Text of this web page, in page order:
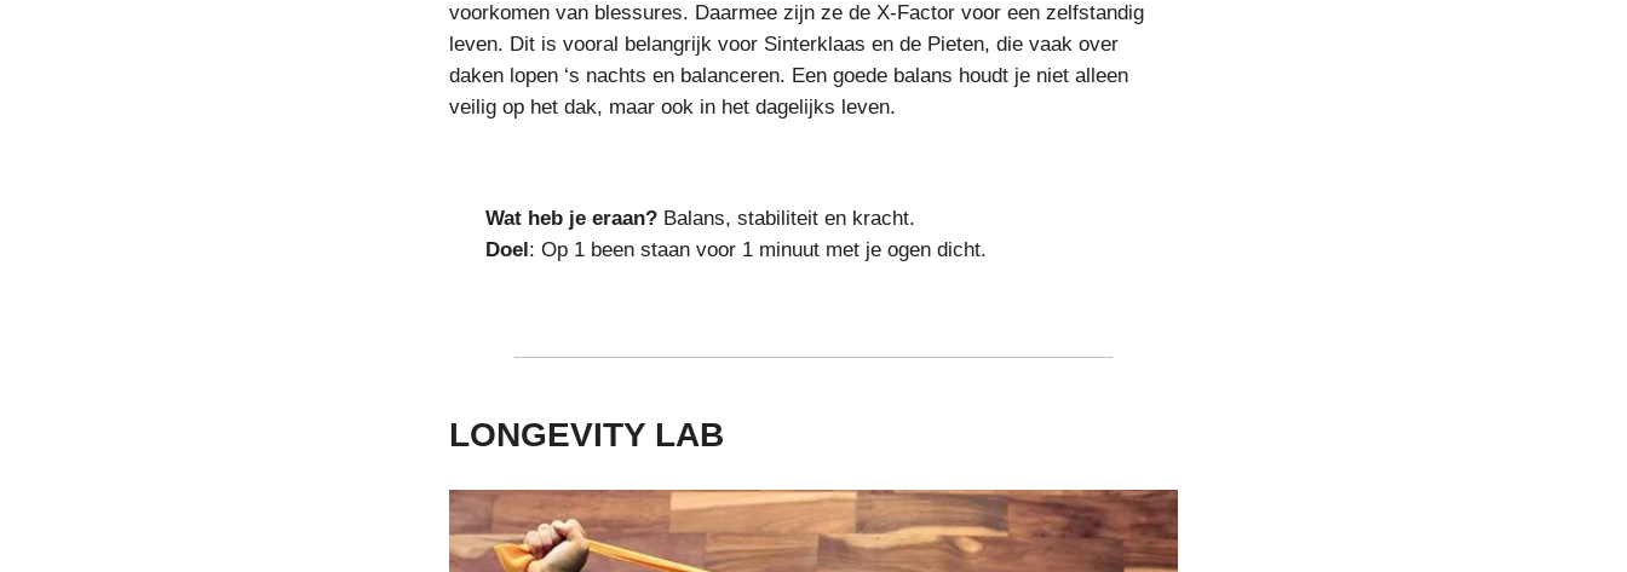
voorkomen van blessures. Daarmee zijn ze de X-Factor voor een zelfstandig
leven. Dit is vooral belangrijk voor Sinterklaas en de Pieten, die vaak over
daken lopen ‘s nachts en balanceren. Een goede balans houdt je niet alleen
veilig op het dak, maar ook in het dagelijks leven.
Wat heb je eraan? Balans, stabiliteit en kracht.
Doel: Op 1 been staan voor 1 minuut met je ogen dicht.
LONGEVITY LAB